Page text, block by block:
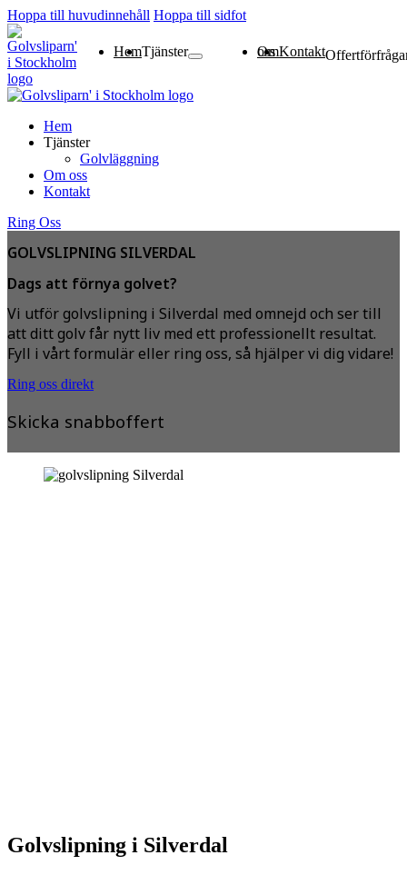
Hoppa till huvudinnehåll Hoppa till sidfot
HemTjänsterGolvläggning Om oss Kontakt
Hem
Tjänster
Golvläggning
Om oss
Kontakt
Ring Oss
GOLVSLIPNING SILVERDAL
Dags att förnya golvet?
Vi utför golvslipning i Silverdal med omnejd och ser till
att ditt golv får nytt liv med ett professionellt resultat.
Fyll i vårt formulär eller ring oss, så hjälper vi dig vidare!
Ring oss direkt
Skicka snabboffert
Golvslipning i Silverdal